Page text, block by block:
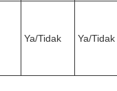
Ya/Tidak Ya/Tidak